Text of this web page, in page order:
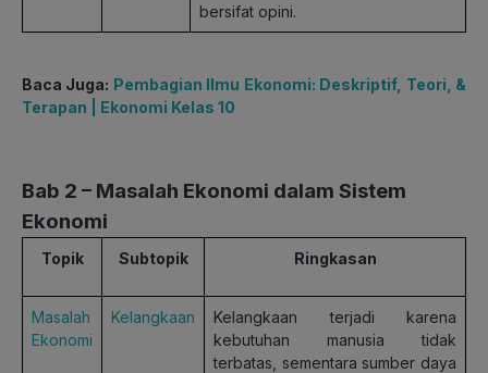
bersifat opini.
Baca Juga: Pembagian Ilmu Ekonomi: Deskriptif, Teori, &
Terapan | Ekonomi Kelas 10
Bab 2 – Masalah Ekonomi dalam Sistem
Ekonomi
Topik Subtopik Ringkasan
Masalah
Ekonomi
Kelangkaan
Kelangkaan terjadi karena
kebutuhan manusia tidak
terbatas, sementara sumber daya